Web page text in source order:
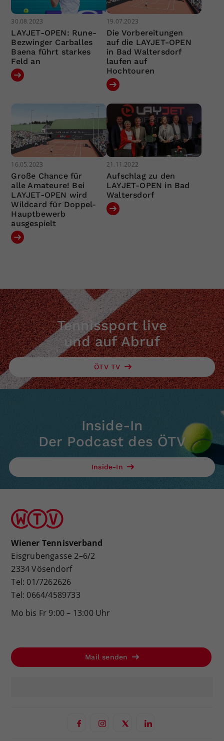
30.08.2023
LAYJET-OPEN: Rune-
Bezwinger Carballes
Baena führt starkes
Feld an
19.07.2023
Die Vorbereitungen
auf die LAYJET-OPEN
in Bad Waltersdorf
laufen auf
Hochtouren
16.05.2023
Große Chance für
alle Amateure! Bei
LAYJET-OPEN wird
Wildcard für Doppel-
Hauptbewerb
ausgespielt
21.11.2022
Aufschlag zu den
LAYJET-OPEN in Bad
Waltersdorf
Tennissport live
und auf Abruf
ÖTV TV
Inside-In
Der Podcast des ÖTV
Inside-In
Wiener Tennisverband
Eisgrubengasse 2–6/2
2334 Vösendorf
Tel: 01/7262626
Tel: 0664/4589733
Mo bis Fr 9:00 – 13:00 Uhr
Mail senden